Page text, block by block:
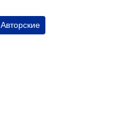
Авторские